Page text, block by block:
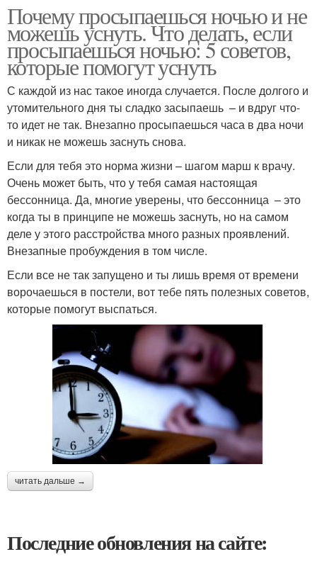
Почему просыпаешься ночью и не
можешь уснуть. Что делать, если
просыпаешься ночью: 5 советов,
которые помогут уснуть
С каждой из нас такое иногда случается. После долгого и
утомительного дня ты сладко засыпаешь – и вдруг что-
то идет не так. Внезапно просыпаешься часа в два ночи
и никак не можешь заснуть снова.
Если для тебя это норма жизни – шагом марш к врачу.
Очень может быть, что у тебя самая настоящая
бессонница. Да, многие уверены, что бессонница – это
когда ты в принципе не можешь заснуть, но на самом
деле у этого расстройства много разных проявлений.
Внезапные пробуждения в том числе.
Если все не так запущено и ты лишь время от времени
ворочаешься в постели, вот тебе пять полезных советов,
которые помогут выспаться.
читать дальше →
Последние обновления на сайте: